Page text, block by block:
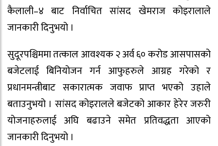
कैलाली–४ बाट निर्वाचित सांसद खेमराज कोइरालाले
जानकारी दिनुभयो ।
सुदूरपश्चिममा तत्काल आवश्यक २ अर्व ६० करोड आसपासको
बजेटलाई बिनियोजन गर्न आफुहरुले आग्रह गरेको र
प्रधानमन्त्रीबाट सकारात्मक जवाफ प्राप्त भएको उहाले
बताउनुभयो । सांसद कोइरालले बजेटको आकार हेरेर जरुरी
योजनाहरुलाई अघि बढाउने समेत प्रतिवद्धता आएको
जानकारी दिनुभयो ।